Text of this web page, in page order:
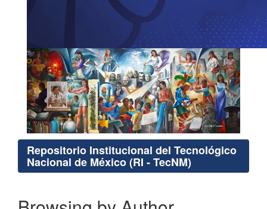
Repositorio Institucional del Tecnológico
Nacional de México (RI - TecNM)